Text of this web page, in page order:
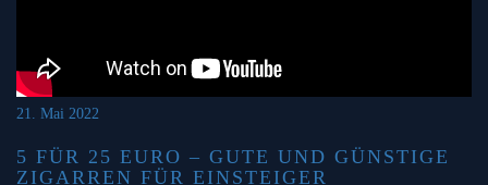
21. Mai 2022
5 FÜR 25 EURO – GUTE UND GÜNSTIGE
ZIGARREN FÜR EINSTEIGER